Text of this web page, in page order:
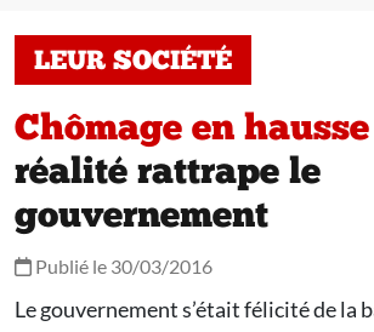
LEUR SOCIÉTÉ
Chômage en hausse
réalité rattrape le
gouvernement
Publié le 30/03/2016
Le gouvernement s’était félicité de la